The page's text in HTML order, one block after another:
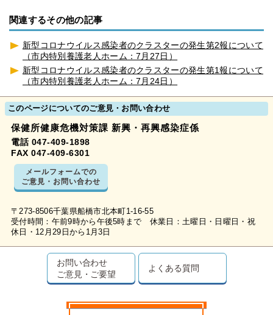
関連するその他の記事
新型コロナウイルス感染者のクラスターの発生第2報について
（市内特別養護老人ホーム：7月27日）
新型コロナウイルス感染者のクラスターの発生第1報について
（市内特別養護老人ホーム：7月24日）
このページについてのご意見・お問い合わせ
保健所健康危機対策課 新興・再興感染症係
電話 047-409-1898
FAX 047-409-6301
メールフォームでの
ご意見・お問い合わせ
〒273-8506千葉県船橋市北本町1-16-55
受付時間：午前9時から午後5時まで 休業日：土曜日・日曜日・祝
休日・12月29日から1月3日
お問い合わせ
ご意見・ご要望
よくある質問